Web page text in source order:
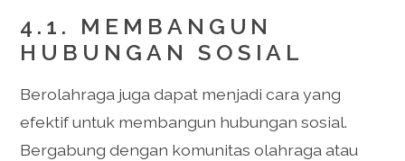
4.1. MEMBANGUN
HUBUNGAN SOSIAL
Berolahraga juga dapat menjadi cara yang
efektif untuk membangun hubungan sosial.
Bergabung dengan komunitas olahraga atau